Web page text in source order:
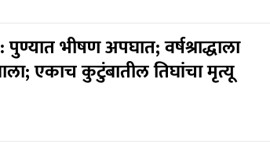
भीषण अपघात; वर्षश्राद्धाला
एकाच कुटुंबातील तिघांचा मृत्यू